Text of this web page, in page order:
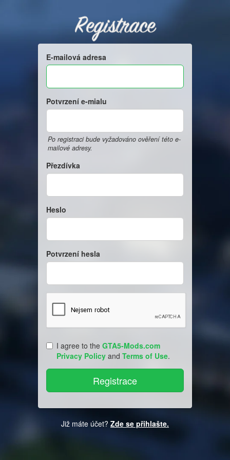
Registrace
E-mailová adresa
Potvrzení e-mialu
Po registraci bude vyžadováno ověření této e-
mailové adresy.
Přezdívka
Heslo
Potvrzení hesla
I agree to the GTA5-Mods.com
Privacy Policy and Terms of Use.
Již máte účet? Zde se přihlašte.